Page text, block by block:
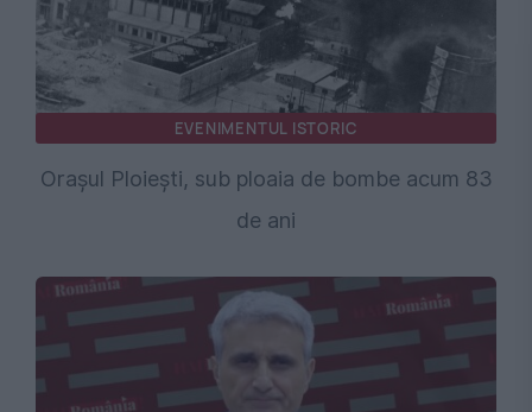
EVENIMENTUL ISTORIC
Orașul Ploiești, sub ploaia de bombe acum 83
de ani